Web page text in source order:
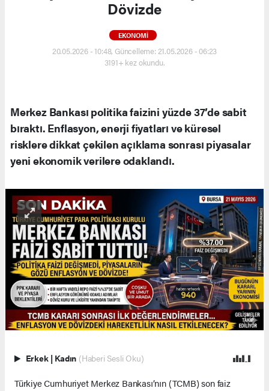
Dövizde
EKONOMI
20.05.2026 - 10:48, Güncelleme: 21.05.2026 - 06:23
3191+ kez okundu.
Merkez Bankası politika faizini yüzde 37’de sabit
bıraktı. Enflasyon, enerji fiyatları ve küresel
risklere dikkat çekilen açıklama sonrası piyasalar
yeni ekonomik verilere odaklandı.
Erkek | Kadın (Haberi Sesli Oku)
Türkiye Cumhuriyet Merkez Bankası’nın (TCMB) son faiz